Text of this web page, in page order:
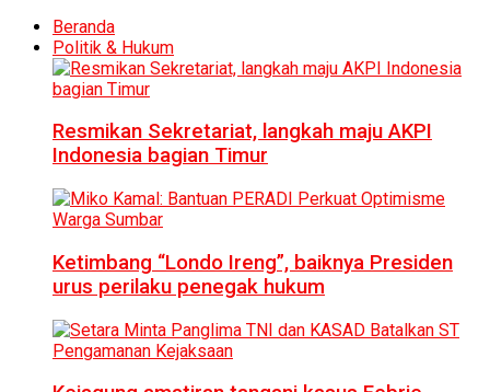
Beranda
Politik & Hukum
Resmikan Sekretariat, langkah maju AKPI
Indonesia bagian Timur
Ketimbang “Londo Ireng”, baiknya Presiden
urus perilaku penegak hukum